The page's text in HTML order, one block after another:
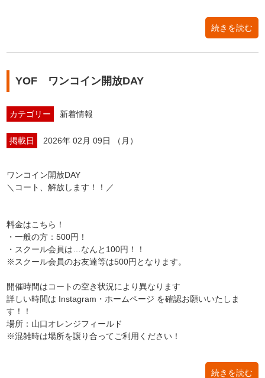
続きを読む
YOF ワンコイン開放DAY
カテゴリー 新着情報
掲載日 2026年 02月 09日 （月）
ワンコイン開放DAY
＼コート、解放します！！／
料金はこちら！
・一般の方：500円！
・スクール会員は…なんと100円！！
※スクール会員のお友達等は500円となります。
開催時間はコートの空き状況により異なります
詳しい時間は Instagram・ホームページ を確認お願いいたしま
す！！
場所：山口オレンジフィールド
※混雑時は場所を譲り合ってご利用ください！
続きを読む